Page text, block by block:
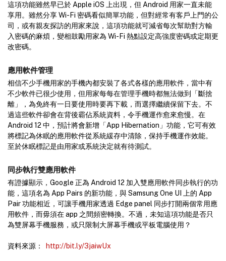
這項功能雖然早已於 Apple iOS 上出現，但 Android 用家一直未能
享用。雖然分享 Wi-Fi 密碼看似簡單功能，但對經常有客戶上門的公
司，或有親友探訪的用家來說，這項功能就可減省每次幫助對方輸
入密碼的麻煩，變相鼓勵用家為 Wi-Fi 熱點設定高強度密碼或定期更
改密碼。
應用軟件管理
相信不少手機用家的手機內都安裝了各式各樣的應用軟件，當中有
不少軟件已很少使用，但用家每每在管理手機時都無法做到「斷捨
離」，為免終有一日要使用時要再下載，而選擇繼續保留下去。不
過這些軟件卻會在背後霸佔系統資料，令手機運作愈來愈慢。在
Android 12 中，預計將會新增「App Hibernation」功能，它可有效
將標記為休眠的應用軟件從系統緩存中清除，保持手機運作效能。
至於休眠標記是由用家或系統決定就有待測試。
同步執行雙應用軟件
有證據顯示，Google 正為 Android 12 加入雙應用軟件同步執行的功
能，這項名為 App Pairs 的新功能，與 Samsung One UI 上的 App
Pair 功能相近，可讓手機用家透過 Edge panel 同步打開兩個常用應
用軟件，而毋須在 app 之間頻密轉換。不過，未知這項功能是否只
為雙屏幕手機服務，或只限制大屏幕手機或平板電腦使用？
資料來源： http://bit.ly/3jaiwUx